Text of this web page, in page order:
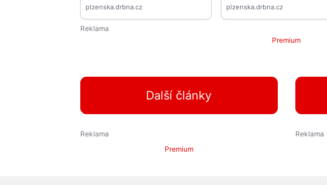
Premium
Další články
Premium